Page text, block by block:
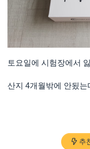
토요일에 시험장에서
산지 4개월밖에 안됬는
추